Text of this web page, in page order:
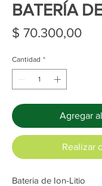
BATERÍA
$ 70.300,00
Cantidad *
Agregar
Realizar
Bateria de Ion-Litio